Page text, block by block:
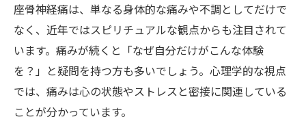
座骨神経痛は、単なる身体的な痛みや不調としてだけで
なく、近年ではスピリチュアルな観点からも注目されて
います。痛みが続くと「なぜ自分だけがこんな体験
を？」と疑問を持つ方も多いでしょう。心理学的な視点
では、痛みは心の状態やストレスと密接に関連している
ことが分かっています。